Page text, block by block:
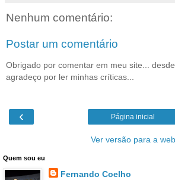
Nenhum comentário:
Postar um comentário
Obrigado por comentar em meu site...
agradeço por ler minhas críticas...
‹ Página inicial
Ver versão para a web
Quem sou eu
Fernando Coelho